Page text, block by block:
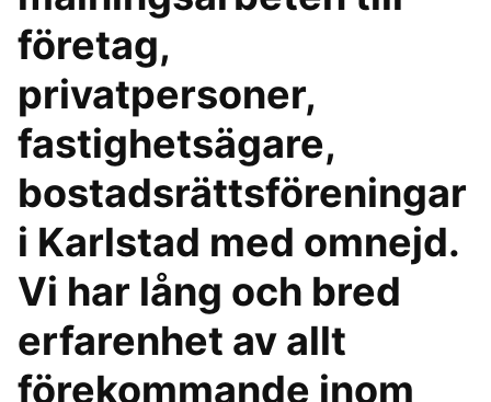
företag,
privatpersoner,
fastighetsägare,
bostadsrättsföreningar
i Karlstad med omnejd.
Vi har lång och bred
erfarenhet av allt
förekommande inom